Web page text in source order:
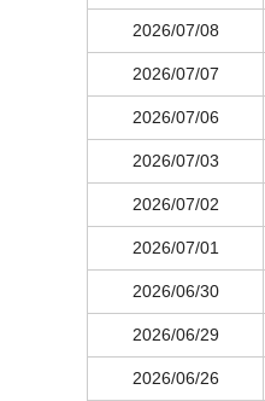
2026/07/08
2026/07/07
2026/07/06
2026/07/03
2026/07/02
2026/07/01
2026/06/30
2026/06/29
2026/06/26